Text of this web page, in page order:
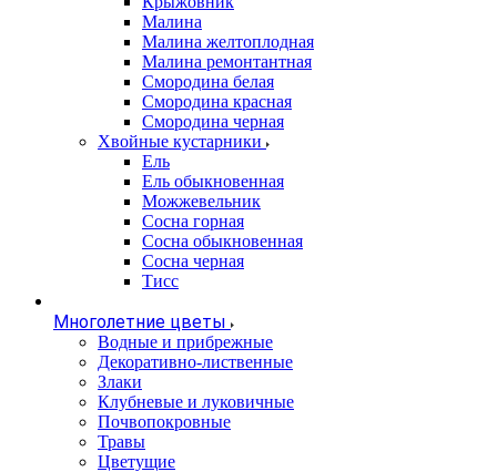
Малина
Малина желтоплодная
Малина ремонтантная
Смородина белая
Смородина красная
Смородина черная
Хвойные кустарники
Ель
Ель обыкновенная
Можжевельник
Сосна горная
Сосна обыкновенная
Сосна черная
Тисс
Многолетние цветы
Водные и прибрежные
Декоративно-лиственные
Злаки
Клубневые и луковичные
Почвопокровные
Травы
Цветущие